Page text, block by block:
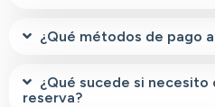
¿Qué métodos de pago
¿Qué sucede si
reserva?